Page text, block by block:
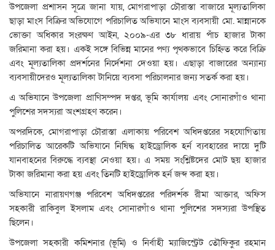
উপজেলা প্রশাসন সূত্রে জানা যায়, মোগরাপাড়া চৌরাস্তা বাজারে মূল্যতালিকা
ছাড়া মাংস বিক্রির অভিযোগে পরিচালিত অভিযানে মাংস ব্যবসায়ী মো. মান্নানকে
ভোক্তা অধিকার সংরক্ষণ আইন, ২০০৯-এর ৩৮ ধারায় পাঁচ হাজার টাকা
জরিমানা করা হয়। একই সঙ্গে বিভিন্ন মানের পণ্য পৃথকভাবে চিহ্নিত করে বিক্রি
এবং মূল্যতালিকা প্রদর্শনের নির্দেশনা দেওয়া হয়। এছাড়া বাজারের অন্যান্য
ব্যবসায়ীদেরও মূল্যতালিকা টানিয়ে ব্যবসা পরিচালনার জন্য সতর্ক করা হয়।
এ অভিযানে উপজেলা প্রাণিসম্পদ দপ্তর, ভূমি কার্যালয় এবং সোনারগাঁও থানা
পুলিশের সদস্যরা অংশগ্রহণ করেন।
অপরদিকে, মোগরাপাড়া চৌরাস্তা এলাকায় পরিবেশ অধিদপ্তরের সহযোগিতায়
পরিচালিত আরেকটি অভিযানে নিষিদ্ধ হাইড্রোলিক হর্ন ব্যবহারের দায়ে দুটি
যানবাহনের বিরুদ্ধে ব্যবস্থা নেওয়া হয়। এ সময় সংশ্লিষ্টদের মোট ছয় হাজার
টাকা জরিমানা করা হয় এবং তিনটি হাইড্রোলিক হর্ন জব্দ করা হয়।
অভিযানে নারায়ণগঞ্জ পরিবেশ অধিদপ্তরের পরিদর্শক রীমা আক্তার, অফিস
সহকারী রাকিবুল ইসলাম এবং সোনারগাঁও থানা পুলিশের সদস্যরা উপস্থিত
ছিলেন।
উপজেলা সহকারী কমিশনার (ভূমি) ও নির্বাহী ম্যাজিস্ট্রেট তৌফিকুর রহমান